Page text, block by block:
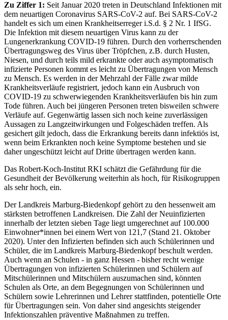
Zu Ziffer 1: Seit Januar 2020 treten in Deutschland Infektionen mit
dem neuartigen Coronavirus SARS-CoV-2 auf. Bei SARS-CoV-2
handelt es sich um einen Krankheitserreger i.S.d. § 2 Nr. 1 IfSG.
Die Infektion mit diesem neuartigen Virus kann zu der
Lungenerkrankung COVID-19 führen. Durch den vorherrschenden
Übertragungsweg des Virus über Tröpfchen, z.B. durch Husten,
Niesen, und durch teils mild erkrankte oder auch asymptomatisch
infizierte Personen kommt es leicht zu Übertragungen von Mensch
zu Mensch. Es werden in der Mehrzahl der Fälle zwar milde
Krankheitsverläufe registriert, jedoch kann ein Ausbruch von
COVID-19 zu schwerwiegenden Krankheitsverläufen bis hin zum
Tode führen. Auch bei jüngeren Personen treten bisweilen schwere
Verläufe auf. Gegenwärtig lassen sich noch keine zuverlässigen
Aussagen zu Langzeitwirkungen und Folgeschäden treffen. Als
gesichert gilt jedoch, dass die Erkrankung bereits dann infektiös ist,
wenn beim Erkrankten noch keine Symptome bestehen und sie
daher ungeschützt leicht auf Dritte übertragen werden kann.
Das Robert-Koch-Institut RKI schätzt die Gefährdung für die
Gesundheit der Bevölkerung weiterhin als hoch, für Risikogruppen
als sehr hoch, ein.
Der Landkreis Marburg-Biedenkopf gehört zu den hessenweit am
stärksten betroffenen Landkreisen. Die Zahl der Neuinfizierten
innerhalb der letzten sieben Tage liegt umgerechnet auf 100.000
Einwohner*innen bei einem Wert von 121,7 (Stand 21. Oktober
2020). Unter den Infizierten befinden sich auch Schülerinnen und
Schüler, die im Landkreis Marburg-Biedenkopf beschult werden.
Auch wenn an Schulen - in ganz Hessen - bisher recht wenige
Übertragungen von infizierten Schülerinnen und Schülern auf
Mitschülerinnen und Mitschülern auszumachen sind, könnten
Schulen als Orte, an dem Begegnungen von Schülerinnen und
Schülern sowie Lehrerinnen und Lehrer stattfinden, potentielle Orte
für Übertragungen sein. Von daher sind angesichts steigender
Infektionszahlen präventive Maßnahmen zu treffen.